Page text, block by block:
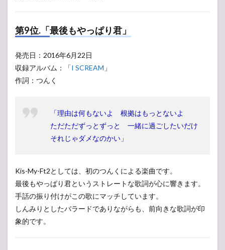
第9位.「最後もやっぱり君」
発売日：2016年6月22日
収録アルバム：「I SCREAM 」
作詞：つんく
「理由は何もないよ 根拠はもっとないよ
ただただずっとずっと 一緒に過ごしたいだけ
それじゃダメなのかい」
Kis-My-Ft2としては、初のつんくによる楽曲です。
最後もやっぱり君というストレートな歌詞が心に響きます。
手話の振り付けがこの歌にマッチしています。
しんみりとしたバラードでありながらも、前向きな歌詞が印
象的です。